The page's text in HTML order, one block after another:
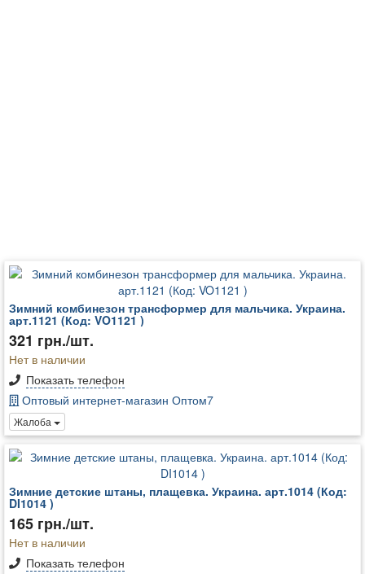
Зимний комбинезон трансформер для мальчика. Украина.
арт.1121 (Код: VO1121 )
321 грн./шт.
Нет в наличии
Показать телефон
Оптовый интернет-магазин Оптом7
Жалоба
Зимние детские штаны, плащевка. Украина. арт.1014 (Код:
DI1014 )
165 грн./шт.
Нет в наличии
Показать телефон